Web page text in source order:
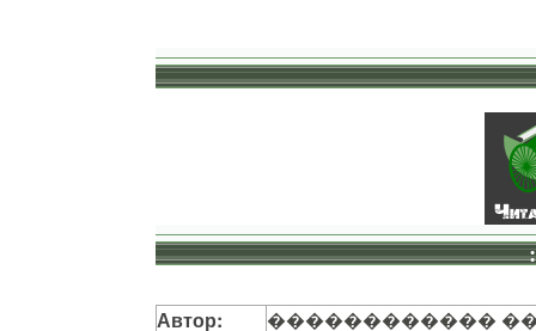
Автор: ������������